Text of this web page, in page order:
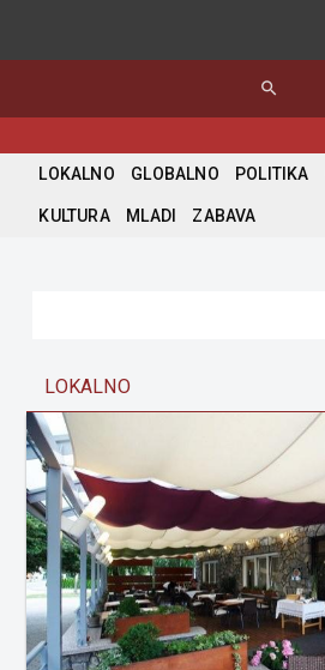
search
LOKALNO GLOBALNO POLITIKA
KULTURA MLADI ZABAVA
LOKALNO